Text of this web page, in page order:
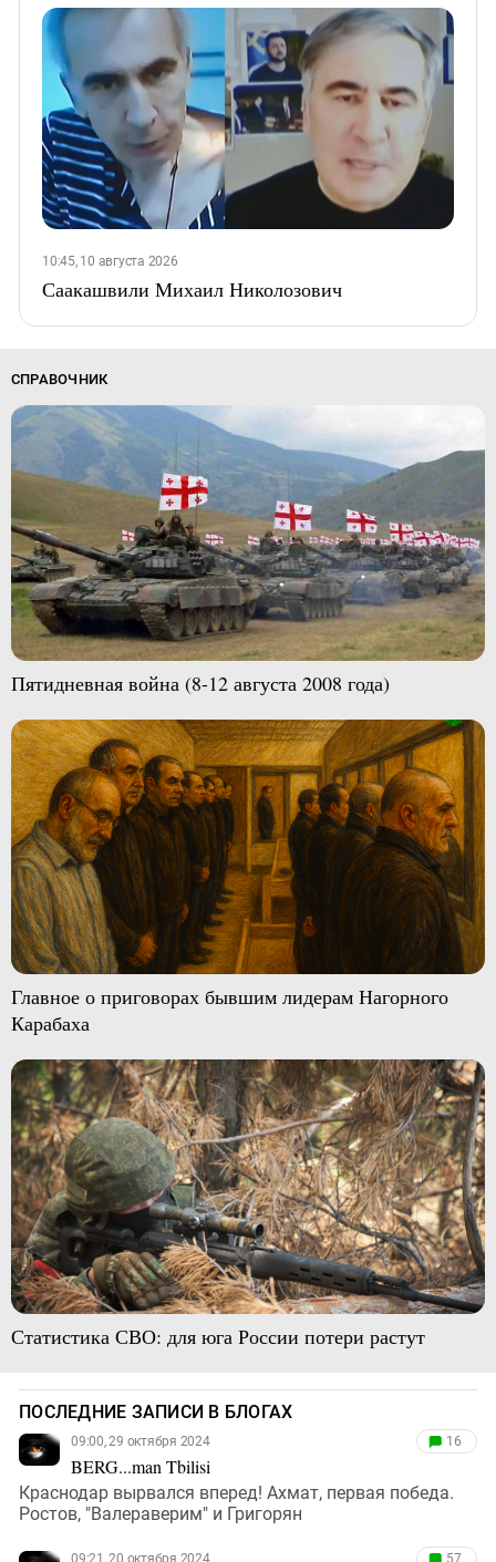
10:45, 10 августа 2026
Саакашвили Михаил Николозович
СПРАВОЧНИК
Пятидневная война (8-12 августа 2008 года)
Главное о приговорах бывшим лидерам Нагорного
Карабаха
Статистика СВО: для юга России потери растут
ПОСЛЕДНИЕ ЗАПИСИ В БЛОГАХ
09:00, 29 октября 2024
BERG...man Tbilisi
16
Краснодар вырвался вперед! Ахмат, первая победа.
Ростов, "Валераверим" и Григорян